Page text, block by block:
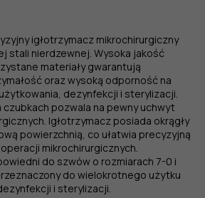
tytanu
igłotrzymacz mikrochirurgiczny
stali nierdzewnej. Wysoka jakość
materiały gwarantują
oraz wysoką odporność na
dezynfekcji i sterylizacji.
czubkach pozwala na pewny uchwyt
Igłotrzymacz posiada okrągły
powierzchnią, co ułatwia precyzyjną
mikrochirurgicznych.
do szwów o rozmiarach 7-0 i
do wielokrotnego użytku
i sterylizacji.